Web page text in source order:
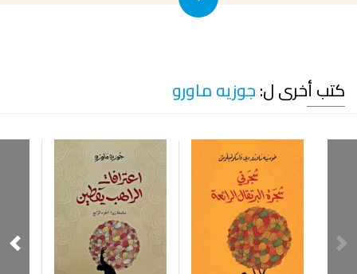
كتب أخرى ل:جوزيه ماورو